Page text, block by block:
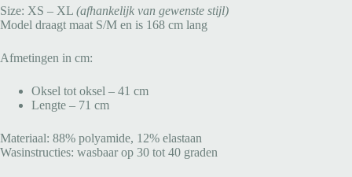
Size: XS – XL (afhankelijk van gewenste stijl)
Model draagt maat S/M en is 168 cm lang
Afmetingen in cm:
Oksel tot oksel – 41 cm
Lengte – 71 cm
Materiaal: 88% polyamide, 12% elastaan
Wasinstructies: wasbaar op 30 tot 40 graden